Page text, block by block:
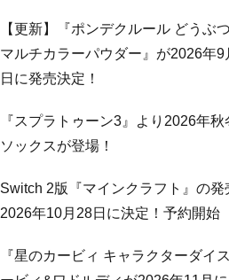
【更新】『ポンデクルール どうぶ
マルチカラーパウダー』が2026年9
日に発売決定！
『スプラトゥーン3』より2026年秋
ソックスが登場！
Switch 2版『マインクラフト』の発
2026年10月28日に決定！予約開始
『星のカービィ キャラクターダイ